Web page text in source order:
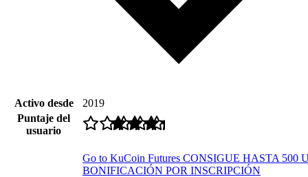
Activo desde
2019
Puntaje del
usuario
Go to KuCoin Futures CONSIGUE HASTA 500
BONIFICACIÓN POR INSCRIPCIÓN